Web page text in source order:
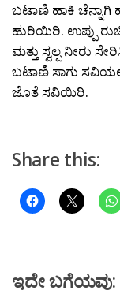
ಬಟಾಣಿ ಹಾಕಿ
ಹುರಿಯಿರಿ. ಉಪ್ಪು
ಮತ್ತು ಸ್ವಲ್ಪ ನೀರು
ಬಟಾಣಿ ಸಾಗು
ಜೊತೆ ಸವಿಯಿರಿ.
Share this:
ಇದೇ ಬಗೆಯವು: